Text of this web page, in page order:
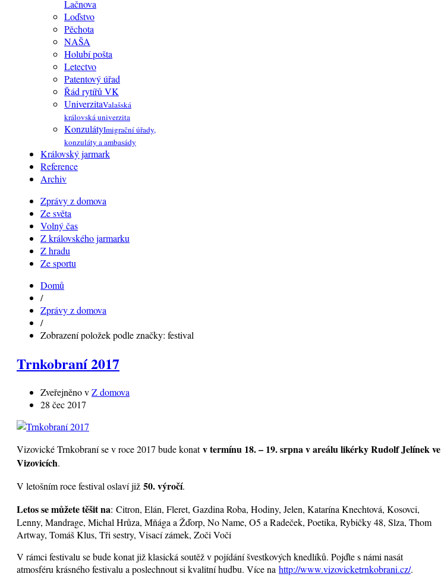
Lačnova
Loďstvo
Pěchota
NAŠA
Holubí pošta
Letectvo
Patentový úřad
Řád rytířů VK
UniverzitaValašská
královská univerzita
KonzulátyImigrační úřady,
konzuláty a ambasády
Královský jarmark
Reference
Archiv
Zprávy z domova
Ze světa
Volný čas
Z královského jarmarku
Z hradu
Ze sportu
Domů
/
Zprávy z domova
/
Zobrazení položek podle značky: festival
Trnkobraní 2017
Zveřejněno vZ domova
28 čec 2017
Vizovické Trnkobraní se v roce 2017 bude konatv termínu 18. – 19. srpna v areálu likérky Rudolf Jelínek ve
Vizovicích.
V letošním roce festival oslaví již 50. výročí.
Letos se můžete těšit na: Citron, Elán, Fleret, Gazdina Roba, Hodiny, Jelen, Katarína Knechtová, Kosovci,
Lenny, Mandrage, Michal Hrůza, Mňága a Žďorp, No Name, O5 a Radeček, Poetika, Rybičky 48, Slza, Thom
Artway, Tomáš Klus, Tři sestry, Visací zámek, Zoči Voči
V rámci festivalu se bude konat již klasická soutěž v pojídání švestkových knedlíků. Pojďte s námi nasát
atmosféru krásného festivalu a poslechnout si kvalitní hudbu. Více na http://www.vizovicketrnkobrani.cz/.